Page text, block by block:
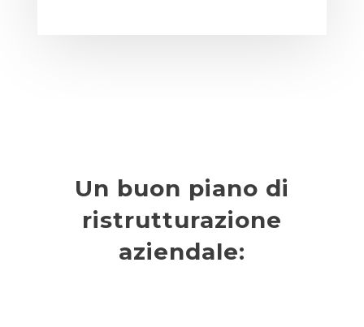
Un buon piano di
ristrutturazione
aziendale: